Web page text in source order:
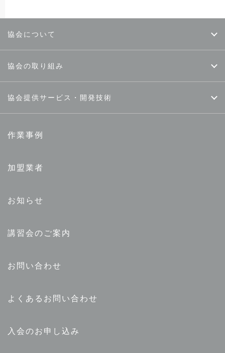
協会について
協会の取り組み
協会提供サービス・開発技術
作業事例
加盟業者
お知らせ
講習会のご案内
お問い合わせ
よくあるお問い合わせ
入会のお申し込み